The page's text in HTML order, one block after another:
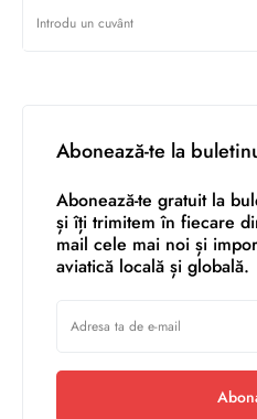
Abonează-te la
Abonează-te gratuit la
și îți trimitem în fiecare
mail cele mai noi și
aviatică locală și globală.